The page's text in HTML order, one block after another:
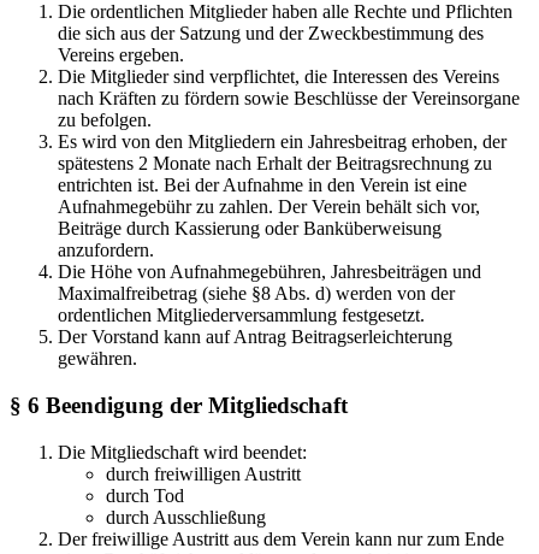
Die ordentlichen Mitglieder haben alle Rechte und Pflichten
die sich aus der Satzung und der Zweckbestimmung des
Vereins ergeben.
Die Mitglieder sind verpflichtet, die Interessen des Vereins
nach Kräften zu fördern sowie Beschlüsse der Vereinsorgane
zu befolgen.
Es wird von den Mitgliedern ein Jahresbeitrag erhoben, der
spätestens 2 Monate nach Erhalt der Beitragsrechnung zu
entrichten ist. Bei der Aufnahme in den Verein ist eine
Aufnahmegebühr zu zahlen. Der Verein behält sich vor,
Beiträge durch Kassierung oder Banküberweisung
anzufordern.
Die Höhe von Aufnahmegebühren, Jahresbeiträgen und
Maximalfreibetrag (siehe §8 Abs. d) werden von der
ordentlichen Mitgliederversammlung festgesetzt.
Der Vorstand kann auf Antrag Beitragserleichterung
gewähren.
§ 6 Beendigung der Mitgliedschaft​
Die Mitgliedschaft wird beendet:
durch freiwilligen Austritt
durch Tod
durch Ausschließung
Der freiwillige Austritt aus dem Verein kann nur zum Ende